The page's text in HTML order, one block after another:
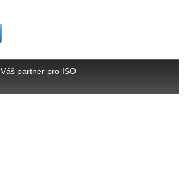
Váš partner pro ISO